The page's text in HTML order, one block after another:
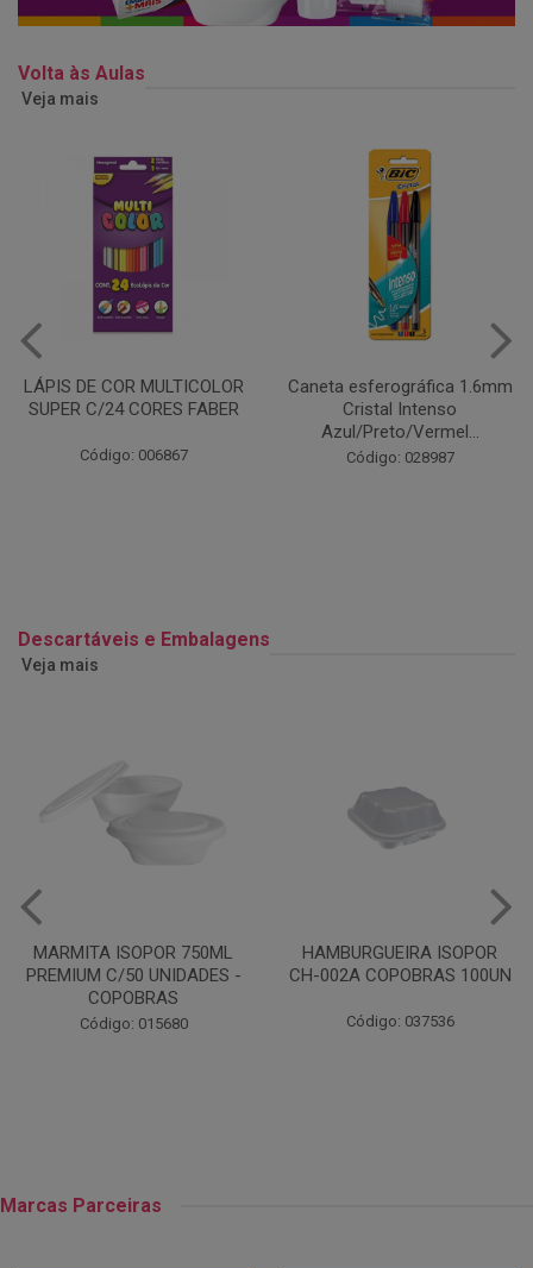
Volta às Aulas
Veja mais
Caneta esferográfica 1.6mm
Cristal Intenso
Código: 028987
COLA EM BASTÃO 40G - LEO
& LEO
Código: 028164
Descartáveis e Embalagens
Veja mais
HAMBURGUEIRA ISOPOR
CH-002A COPOBRAS 100UN
Código: 037536
CAIXA PARDA PIZZA N30
OITAVADA BALUARTE C/10
Código: 001124
Marcas Parceiras